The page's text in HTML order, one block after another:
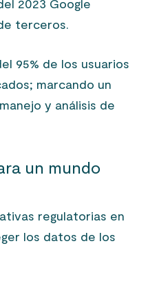
2023 Google
terceros.
95% de los usuarios
marcando un
y análisis de
un mundo
regulatorias en
los datos de los